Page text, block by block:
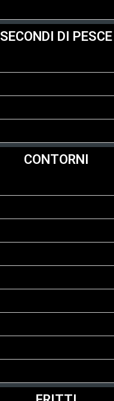
SECONDI DI PESCE
CONTORNI